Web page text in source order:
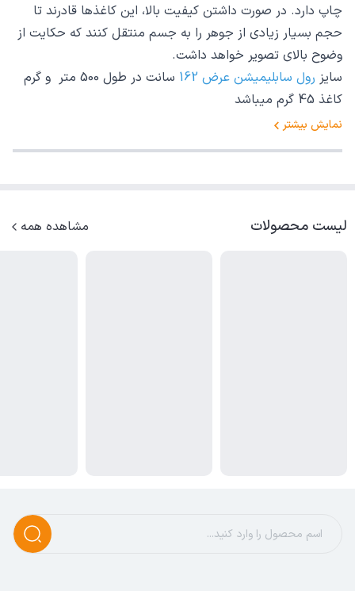
چاپ دارد. در صورت داشتن کیفیت بالا، این کاغذها قادرند تا
حجم بسیار زیادی از جوهر را به جسم منتقل کنند که حکایت از
وضوح بالای تصویر خواهد داشت.
سایز رول سابلیمیشن عرض 162
سانت در طول 500 متر و گرم
کاغذ 45 گرم میباشد
نمایش بیشتر
لیست محصولات مشاهده همه